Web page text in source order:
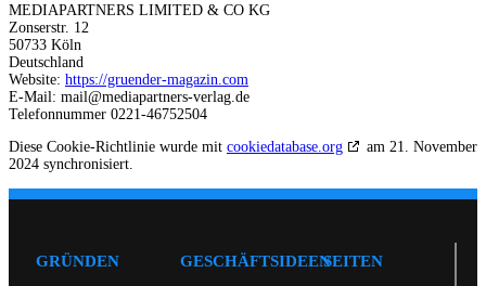
MEDIAPARTNERS LIMITED & CO KG
Zonserstr. 12
50733 Köln
Deutschland
Website: https://gruender-magazin.com
E-Mail: mail@mediapartners-verlag.de
Telefonnummer 0221-46752504
Diese Cookie-Richtlinie wurde mit cookiedatabase.org
am 21. November
2024 synchronisiert.
GRÜNDEN GESCHÄFTSIDEENSEITEN